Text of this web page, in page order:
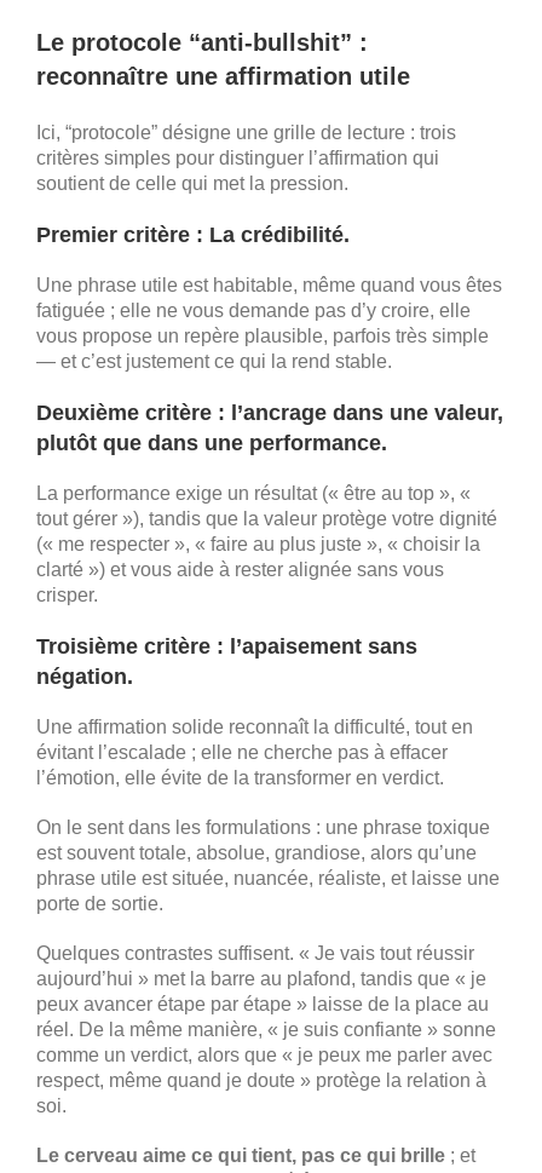
Le protocole “anti-bullshit” :
reconnaître une affirmation utile
Ici, “protocole” désigne une grille de lecture : trois
critères simples pour distinguer l’affirmation qui
soutient de celle qui met la pression.
Premier critère : La crédibilité.
Une phrase utile est habitable, même quand vous êtes
fatiguée ; elle ne vous demande pas d’y croire, elle
vous propose un repère plausible, parfois très simple
— et c’est justement ce qui la rend stable.
Deuxième critère : l’ancrage dans une valeur,
plutôt que dans une performance.
La performance exige un résultat (« être au top », «
tout gérer »), tandis que la valeur protège votre dignité
(« me respecter », « faire au plus juste », « choisir la
clarté ») et vous aide à rester alignée sans vous
crisper.
Troisième critère : l’apaisement sans
négation.
Une affirmation solide reconnaît la difficulté, tout en
évitant l’escalade ; elle ne cherche pas à effacer
l’émotion, elle évite de la transformer en verdict.
On le sent dans les formulations : une phrase toxique
est souvent totale, absolue, grandiose, alors qu’une
phrase utile est située, nuancée, réaliste, et laisse une
porte de sortie.
Quelques contrastes suffisent. « Je vais tout réussir
aujourd’hui » met la barre au plafond, tandis que « je
peux avancer étape par étape » laisse de la place au
réel. De la même manière, « je suis confiante » sonne
comme un verdict, alors que « je peux me parler avec
respect, même quand je doute » protège la relation à
soi.
Le cerveau aime ce qui tient, pas ce qui brille ; et